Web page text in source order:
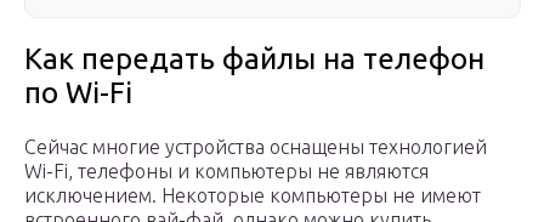
Как передать файлы на телефон
по Wi-Fi
Сейчас многие устройства оснащены технологией
Wi-Fi, телефоны и компьютеры не являются
исключением. Некоторые компьютеры не имеют